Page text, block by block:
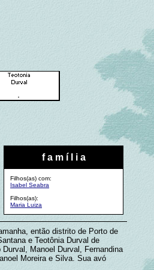
f a m í l i a
Filhos(as) com:
Isabel Seabra
Filhos(as):
Maria Luiza
então distrito de Porto de
e Teotônia Durval de
Manoel Durval, Fernandina
Moreira e Silva. Sua avó